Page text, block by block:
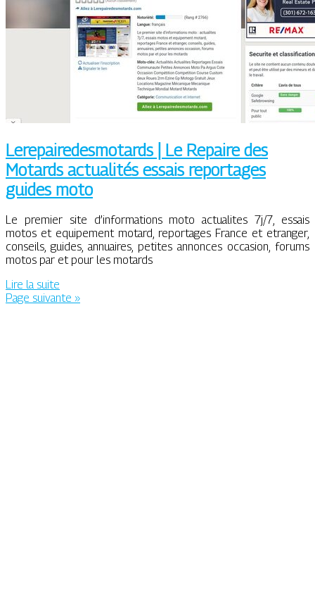
Lerepairedesmotards | Le Repaire des
Motards actualités essais reportages
guides moto
Le premier site d’informations moto actualites 7j/7, essais
motos et equipement motard, reportages France et etranger,
conseils, guides, annuaires, petites annonces occasion, forums
motos par et pour les motards
Lire la suite
Page suivante »